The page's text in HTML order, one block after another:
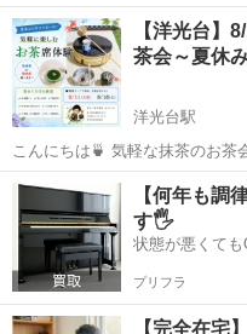
茶の良さ、茶道の空間、日本文
ければと、 毎月、洋光台のレン
す。 この度...
神奈川 横浜市 洋光台駅
【洋光台】
茶会～夏休
洋光台駅
こんにちは🍵 気軽な抹茶のお茶
くと申します。 日本茶の良さ、茶道の空間、日本文化の奥深さを、 気
軽に楽しんでいただければと、
点に活動してお...
神奈川 横浜市 洋光台駅
【何年も調
す🖐️
状態が悪くて
プリフラ
【完全在宅